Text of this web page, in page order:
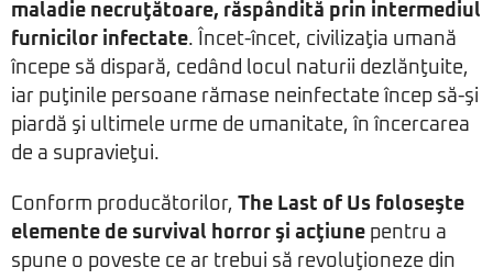
maladie necruţătoare, răspândită prin intermediul
furnicilor infectate. Încet-încet, civilizaţia umană
începe să dispară, cedând locul naturii dezlănţuite,
iar puţinile persoane rămase neinfectate încep să-şi
piardă şi ultimele urme de umanitate, în încercarea
de a supravieţui.
Conform producătorilor, The Last of Us foloseşte
elemente de survival horror şi acţiune pentru a
spune o poveste ce ar trebui să revoluţioneze din